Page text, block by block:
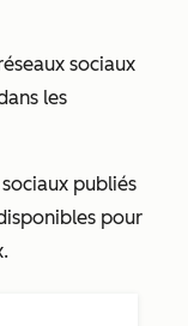
sociaux
les
publiés
pour